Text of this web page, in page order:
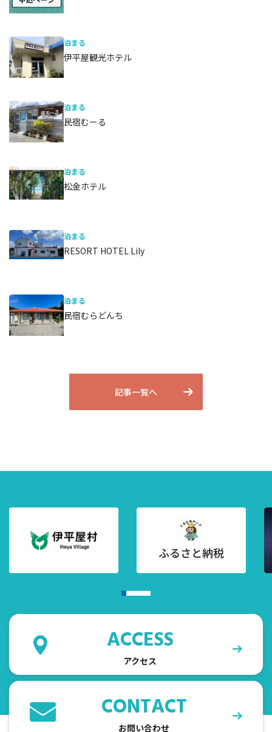
泊まる
伊平屋観光ホテル
泊まる
民宿むーる
泊まる
松金ホテル
泊まる
RESORT HOTEL Lily
泊まる
民宿むらどんち
記事一覧へ
ACCESS
アクセス
CONTACT
お問い合わせ